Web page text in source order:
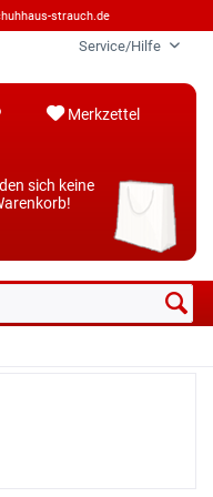
strauch.de
Service/Hilfe
Merkzettel
sich keine